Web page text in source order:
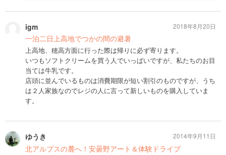
igm
一泊二日上高地でつかの間の避暑
上高地、穂高方面に行った際は帰りに必ず寄ります。
いつもソフトクリームを買う人でいっぱいですが、私たちのお目
当ては牛乳です。
店頭に並んでいるものは消費期限が短い割引のものですが、うち
は２人家族なのでレジの人に言って新しいものを購入していま
す。
2018年8月20日
ゆうき
北アルプスの麓へ！安曇野アート＆体験ドライブ
2014年9月11日